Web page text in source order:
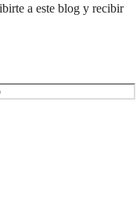
a este blog y recibir